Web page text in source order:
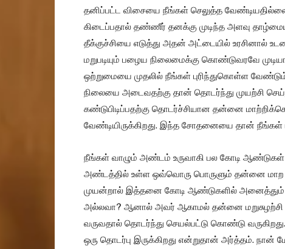
தனிப்பட்ட விசையை நீங்கள் செலுத்த வேண்டியதில்லை.
கிடைப்பதால் தண்ணீர் தனக்கு முடிந்த அளவு
தீக்குச்சியை எடுத்து அதன் அட்டையில் உரசினால்
மறுபடியும் பழைய நிலைமைக்கு கொண்டுவரவே
ஒற்றுமையை முதலில் நீங்கள் புரிந்துகொள்ள
நிலையை அடைவதற்கு தான் தொடர்ந்து முயற்சி
கண்டுபிடிப்பதற்கு தொடர்ச்சியான தன்னை
வேண்டியிருக்கிறது. இந்த சோதனையை தான் நீங்கள்
நீங்கள் வாழும் அண்டம் உருவாகி பல கோடி ஆண்டுகள்
அண்டத்தில் உள்ள ஒவ்வொரு பொருளும் தன்னை மாற
முயன்றால் இத்தனை கோடி ஆண்டுகளில் அனைத்தும்
அல்லவா? ஆனால் அவர் ஆகாமல் தன்னை மறுசுழற்சி
வருவதால் தொடர்ந்து செயல்பட்டு கொண்டு
ஒரு தொடர்பு இருக்கிறது என்றுதான் அர்த்தம். நான்